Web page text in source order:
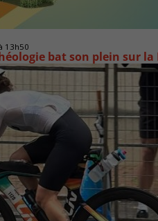
13h50
bat son plein sur